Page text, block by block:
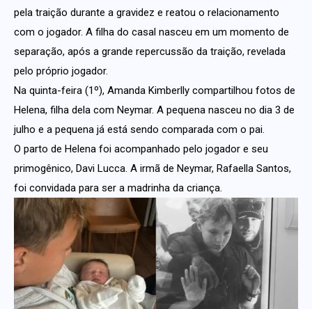
pela traição durante a gravidez e reatou o relacionamento
com o jogador. A filha do casal nasceu em um momento de
separação, após a grande repercussão da traição, revelada
pelo próprio jogador.
Na quinta-feira (1º), Amanda Kimberlly compartilhou fotos de
Helena, filha dela com Neymar. A pequena nasceu no dia 3 de
julho e a pequena já está sendo comparada com o pai.
O parto de Helena foi acompanhado pelo jogador e seu
primogênico, Davi Lucca. A irmã de Neymar, Rafaella Santos,
foi convidada para ser a madrinha da criança.